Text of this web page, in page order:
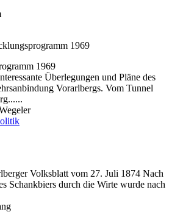
1969
Überlegungen und Pläne des
Vorarlbergs. Vom Tunnel
Volksblatt vom 27. Juli 1874 Nach
Schankbiers durch die Wirte wurde nach